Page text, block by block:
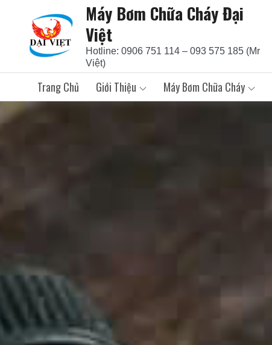
content
Máy Bơm Chữa Cháy Đại
Việt
Hotline: 0906 751 114 – 093 575 185 (Mr
Việt)
Trang Chủ Giới Thiệu Máy Bơm Chữa Cháy